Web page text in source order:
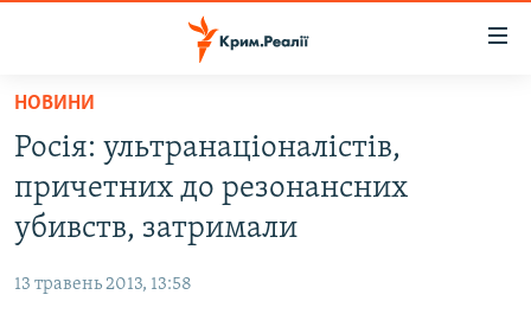
Перейти
основного
матеріалу
Перейти
до
основної
навігації
ВОДА.КРИМ
ВІДЕО ТА ФОТО
БЛОГИ
НОВИНИ
Росія: ультранаціоналістів,
причетних до резонансних
убивств, затримали
13 травень 2013, 13:58